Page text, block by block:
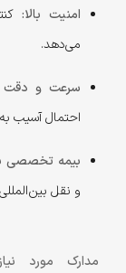
امنیت بالا:
می‌دهد.
سرعت و دقت
احتمال آسیب
بیمه تخصصی
و نقل
مدارک مورد